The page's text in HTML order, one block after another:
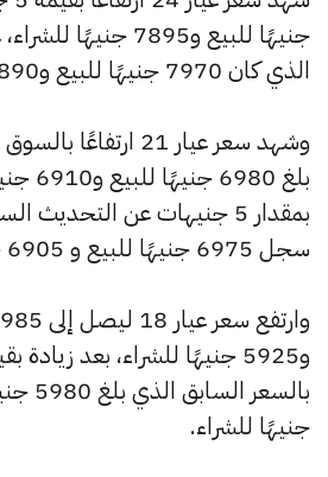
جنيهًا للبيع و7895
الذي كان 7970 جنيهًا للبيع و7890 جنيهًا للشراء.
وشهد سعر عيار 21
بلغ
بمقدار 5 جنيهات عن
سجل 6975 جنيهًا للبيع و 6905 جنيهًا للشراء.
جنيهًا للشراء.